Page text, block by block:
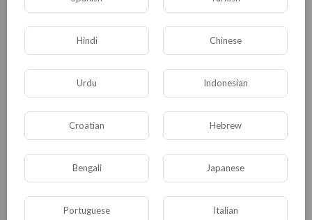
Комментариев нет
КАТЕГОРИИ
Hindi Chinese
Urdu Indonesian
Croatian Hebrew
Bengali Japanese
Portuguese Italian